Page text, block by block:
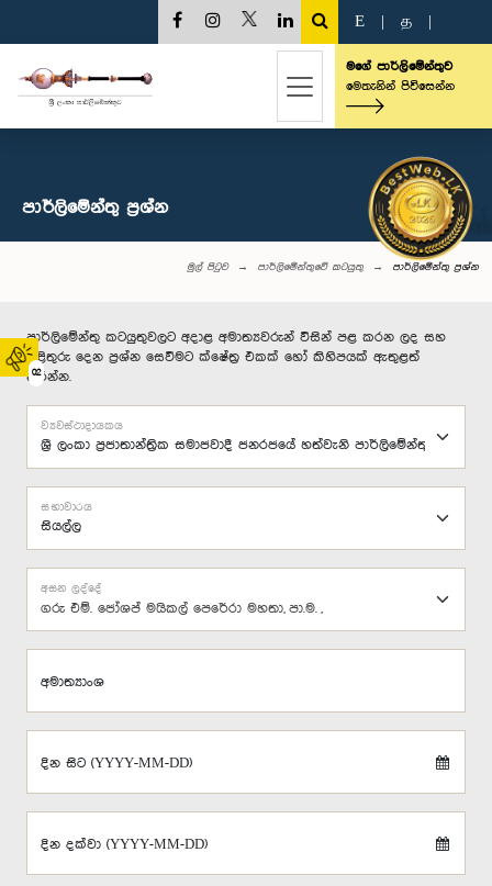
02
E த
මගේ පාර්ලිමේන්තුව
මෙතැනින් පිවිසෙන්න
පාර්ලි‌මේන්තු‌ ප්‍රශ්න
මුල් පිටුව පාර්ලිමේන්තුවේ කටයුතු පාර්ලි‌මේන්තු‌ ප්‍රශ්න
පාර්ලිමේන්තු කටයුතුවලට අදාළ අමාත්‍යවරුන් විසින් පළ කරන ලද සහ
පිළිතුරු දෙන ප්‍රශ්න සෙවීමට ක්ෂේත්‍ර එකක් හෝ කිහිපයක් ඇතුළත්
කරන්න.
ව්‍යවස්ථාදායකය
සභාවාරය
ගරු එම්. ජෝශප් මයිකල් පෙරේරා මහතා, පා.ම. ,
අසන ලද්දේ
අමාත්‍යාංශ
දින සිට (YYYY-MM-DD)
දින දක්වා (YYYY-MM-DD)